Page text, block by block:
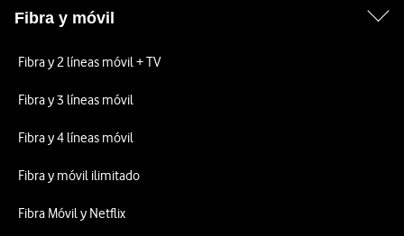
Fibra y móvil
Fibra y 2 líneas móvil + TV
Fibra y 3 líneas móvil
Fibra y 4 líneas móvil
Fibra y móvil ilimitado
Fibra Móvil y Netflix